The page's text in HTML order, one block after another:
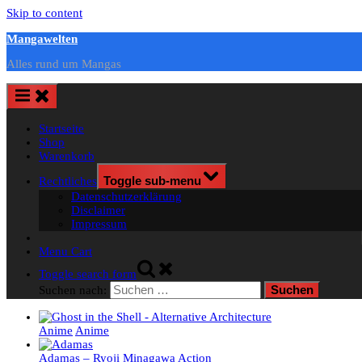
Skip to content
Mangawelten
Alles rund um Mangas
Startseite
Shop
Warenkorb
Rechtliches Toggle sub-menu
Datenschutzerklärung
Disclaimer
Impressum
Menu Cart
Toggle search form
Suchen nach:
Anime Anime
Adamas – Ryoji MinagawaAction